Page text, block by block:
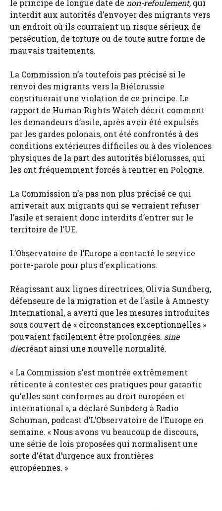
le principe de longue date de non-refoulement, qui
interdit aux autorités d’envoyer des migrants vers
un endroit où ils courraient un risque sérieux de
persécution, de torture ou de toute autre forme de
mauvais traitements.
La Commission n’a toutefois pas précisé si le
renvoi des migrants vers la Biélorussie
constituerait une violation de ce principe. Le
rapport de Human Rights Watch décrit comment
les demandeurs d’asile, après avoir été expulsés
par les gardes polonais, ont été confrontés à des
conditions extérieures difficiles ou à des violences
physiques de la part des autorités biélorusses, qui
les ont fréquemment forcés à rentrer en Pologne.
La Commission n’a pas non plus précisé ce qui
arriverait aux migrants qui se verraient refuser
l’asile et seraient donc interdits d’entrer sur le
territoire de l’UE.
L’Observatoire de l’Europe a contacté le service
porte-parole pour plus d’explications.
Réagissant aux lignes directrices, Olivia Sundberg,
défenseure de la migration et de l’asile à Amnesty
International, a averti que les mesures introduites
sous couvert de « circonstances exceptionnelles »
pouvaient facilement être prolongées. sine
diecréant ainsi une nouvelle normalité.
« La Commission s’est montrée extrêmement
réticente à contester ces pratiques pour garantir
qu’elles sont conformes au droit européen et
international », a déclaré Sunbderg à Radio
Schuman, podcast d’L’Observatoire de l’Europe en
semaine. « Nous avons vu beaucoup de discours,
une série de lois proposées qui normalisent une
sorte d’état d’urgence aux frontières
européennes. »